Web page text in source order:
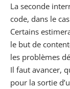
La seconde
code, dans le
Certains
le but de
les problèmes
Il faut avancer,
pour la sortie